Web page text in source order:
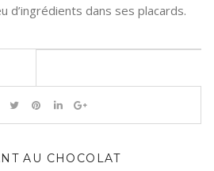
d’ingrédients dans ses placards.
AU CHOCOLAT